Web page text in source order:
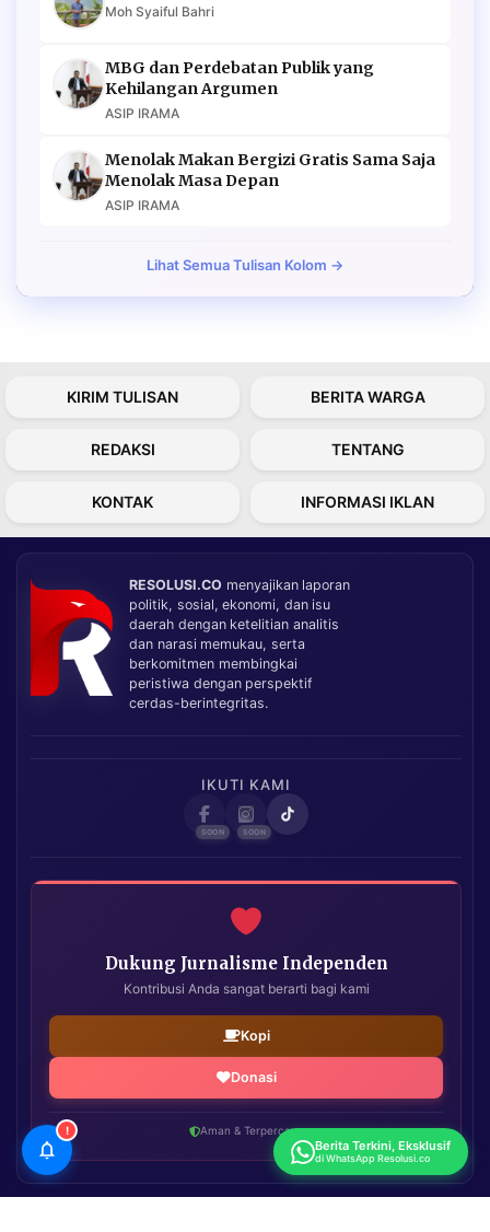
Moh Syaiful Bahri
MBG dan Perdebatan Publik yang
Kehilangan Argumen
ASIP IRAMA
Menolak Makan Bergizi Gratis Sama Saja
Menolak Masa Depan
ASIP IRAMA
Lihat Semua Tulisan Kolom →
KIRIM TULISAN BERITA WARGA
REDAKSI TENTANG
KONTAK INFORMASI IKLAN
RESOLUSI.CO menyajikan laporan
politik, sosial, ekonomi, dan isu
daerah dengan ketelitian analitis
dan narasi memukau, serta
berkomitmen membingkai
peristiwa dengan perspektif
cerdas-berintegritas.
IKUTI KAMI
Dukung Jurnalisme Independen
Kontribusi Anda sangat berarti bagi kami
Kopi
Donasi
Aman & Terpercaya
!
Berita Terkini, Eksklusif
di WhatsApp Resolusi.co